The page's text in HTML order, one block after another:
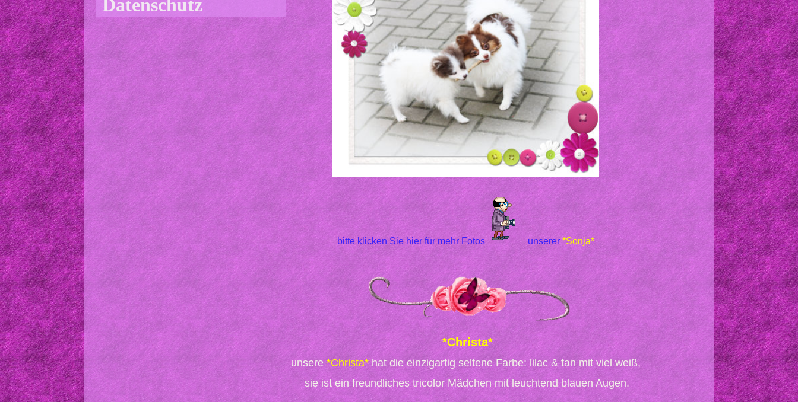
Datenschutz
bitte klicken Sie hier für mehr Fotos unserer *Sonja*
*Christa*
unsere *Christa*hat die einzigartig seltene Farbe: lilac & tan mit viel weiß,
sie ist ein freundliches tricolor Mädchen mit leuchtend blauen Augen.